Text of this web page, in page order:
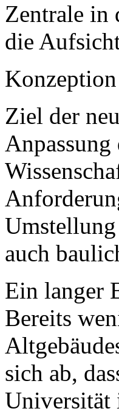
Zentrale in
die
Konzeption
Ziel der
auch
Ein langer
Bereits
sich ab,
Universität